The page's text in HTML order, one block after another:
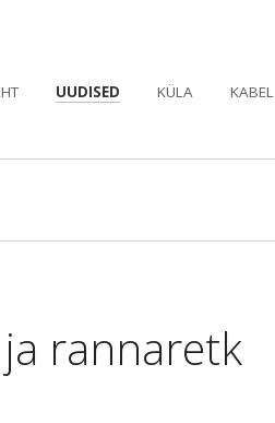
UUDISED KÜLA KABEL
rannaretk